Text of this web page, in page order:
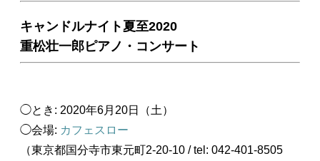
キャンドルナイト夏至2020
重松壮一郎ピアノ・コンサート
◯とき: 2020年6月20日（土）
◯会場: カフェスロー
（東京都国分寺市東元町2-20-10 / tel: 042-401-8505